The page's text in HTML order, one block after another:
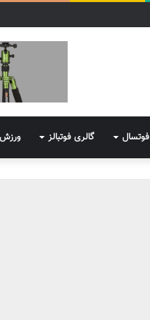
فوتسال گالری فوتبالز